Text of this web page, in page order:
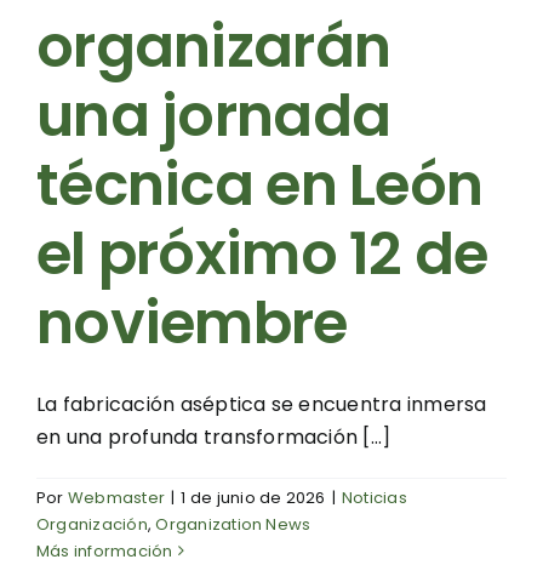
organizarán
una jornada
técnica en León
el próximo 12 de
noviembre
La fabricación aséptica se encuentra inmersa
en una profunda transformación [...]
Por Webmaster | 1 de junio de 2026 | Noticias
Organización,Organization News
Más información